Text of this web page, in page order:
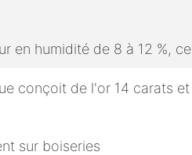
en humidité de 8 à 12 %,
sur boiseries